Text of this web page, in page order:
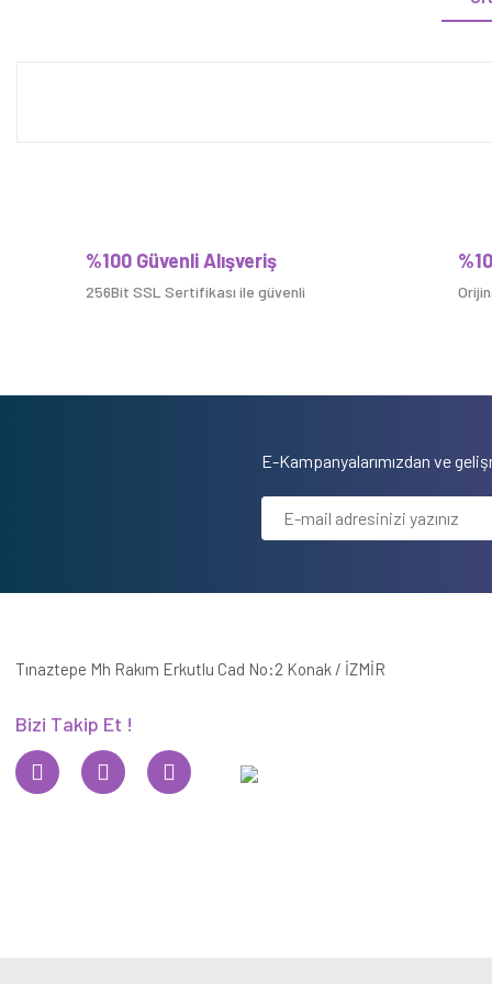
%100 Güvenli Alışveriş
256Bit SSL Sertifikası ile güvenli
E-Kampanyalarımızdan ve
Tınaztepe Mh Rakım Erkutlu Cad No:2 Konak / İZMİR
Bizi Takip Et !